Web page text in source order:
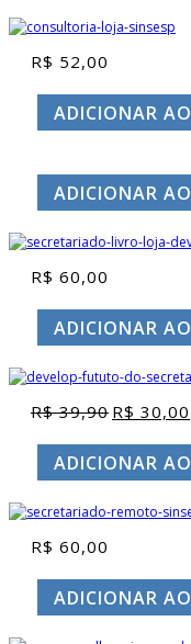
R$ 52,00
ADICIONAR
ADICIONAR
R$ 60,00
ADICIONAR
R$39,90 O
original
era:
R$ 39,90.
R$ 30,00
ADICIONAR
R$ 60,00
ADICIONAR